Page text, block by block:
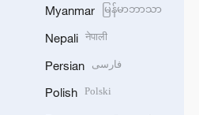
Myanmar မြန်မာဘာသာ
Nepali नेपाली
Persian فارسی
Polish Polski